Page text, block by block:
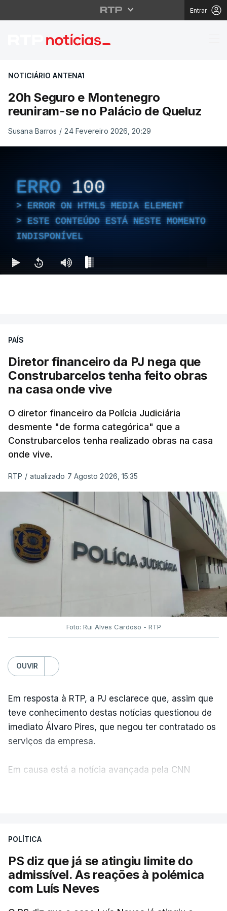
Entrar
20h Seguro e
NOTICIÁRIO ANTENA1
20h Seguro e Montenegro
reuniram-se no Palácio de Queluz
Susana Barros / 24 Fevereiro 2026, 20:29
ERRO 100
ERROR ON HTML5 MEDIA ELEMENT
ESTE CONTEÚDO ESTÁ NESTE MOMENTO
INDISPONÍVEL
PAÍS
Diretor financeiro da PJ nega que
Construbarcelos tenha feito obras
na casa onde vive
O diretor financeiro da Polícia Judiciária
desmente "de forma categórica" que a
Construbarcelos tenha realizado obras na casa
onde vive.
RTP / atualizado 7 Agosto 2026, 15:35
Foto: Rui Alves Cardoso - RTP
OUVIR
Em resposta à RTP, a PJ esclarece que, assim que
teve conhecimento destas notícias questionou de
imediato Álvaro Pires, que negou ter contratado os
serviços da empresa.
Em causa está a notícia avançada pela CNN
abertura de qualquer processo disciplinar, por não
ter qualquer elemento que indicie a realização
dessas obras.
POLÍTICA
PS diz que já se atingiu limite do
admissível. As reações à polémica
com Luís Neves